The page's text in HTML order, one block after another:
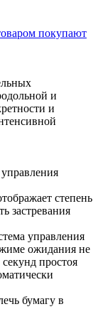
покупают
и
и
степень
застревания
управления
ожидания не
простоя
бумагу в